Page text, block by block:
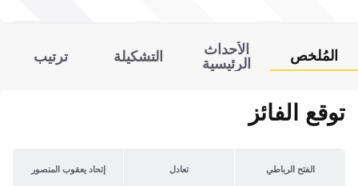
المُلخص
الأحداث
الرئيسية
التشكيلة ترتيب
توقع الفائز
الفتح الرباطي تعادل إتحاد يعقوب المنصور